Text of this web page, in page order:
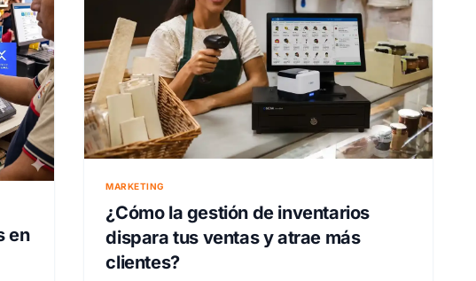
en
MARKETING
¿Cómo la gestión de inventarios
dispara tus ventas y atrae más
clientes?